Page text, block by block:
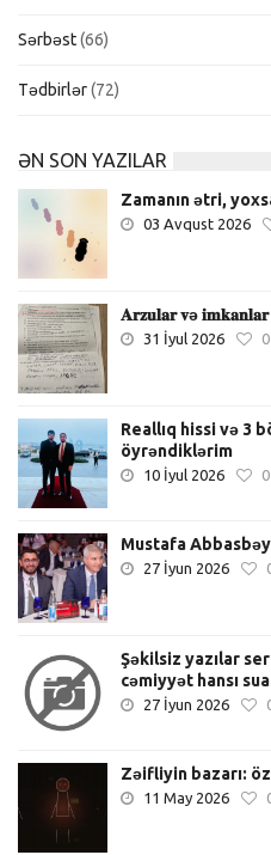
Sərbəst(66)
Tədbirlər(72)
ƏN SON YAZILAR
Zamanın ətri,
03 Avqust 2026
𝐀𝐫𝐳𝐮𝐥𝐚𝐫 𝐯ə
31 İyul 2026 0
Reallıq hissi və 3
öyrəndiklərim
10 İyul 2026 0
Mustafa
27 İyun 2026
Şəkilsiz yazılar
cəmiyyət hansı
27 İyun 2026
Zəifliyin bazarı:
11 May 2026